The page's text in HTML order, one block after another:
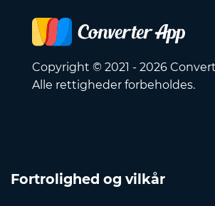
Copyright © 2021 - 2026
Alle rettigheder forbeholdes.
Fortrolighed og vilkår